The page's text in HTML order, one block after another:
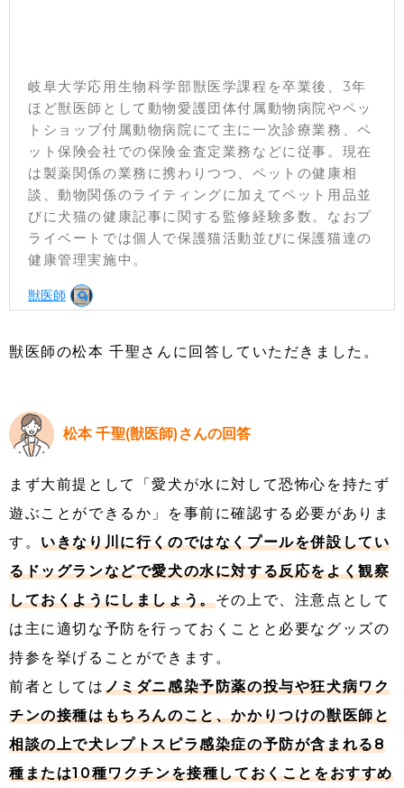
岐阜大学応用生物科学部獣医学課程を卒業後、3年
ほど獣医師として動物愛護団体付属動物病院やペッ
トショップ付属動物病院にて主に一次診療業務、ペ
ット保険会社での保険金査定業務などに従事。現在
は製薬関係の業務に携わりつつ、ペットの健康相
談、動物関係のライティングに加えてペット用品並
びに犬猫の健康記事に関する監修経験多数。なおプ
ライベートでは個人で保護猫活動並びに保護猫達の
健康管理実施中。
獣医師
獣医師の松本 千聖さんに回答していただきました。
松本 千聖(獣医師)さんの回答
まず大前提として「愛犬が水に対して恐怖心を持たず
遊ぶことができるか」を事前に確認する必要がありま
す。いきなり川に行くのではなくプールを併設してい
るドッグランなどで愛犬の水に対する反応をよく観察
しておくようにしましょう。その上で、注意点として
は主に適切な予防を行っておくことと必要なグッズの
持参を挙げることができます。
前者としてはノミダニ感染予防薬の投与や狂犬病ワク
チンの接種はもちろんのこと、かかりつけの獣医師と
相談の上で犬レプトスピラ感染症の予防が含まれる8
種または10種ワクチンを接種しておくことをおすすめ